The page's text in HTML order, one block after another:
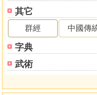
其它
群經 中國傳
字典
武術